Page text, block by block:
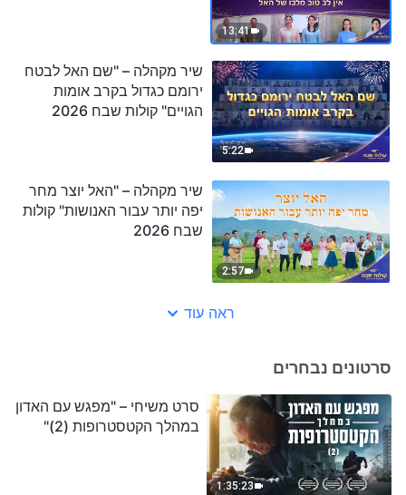
13:41
5:22
שיר מקהלה – "שם האל לבטח
ירומם כגדול בקרב אומות
הגויים" קולות שבח 2026
2:57
שיר מקהלה – "האל יוצר מחר
יפה יותר עבור האנושות" קולות
שבח 2026
ראה עוד
סרטונים נבחרים
1:35:23
סרט משיחי – "מפגש עם האדון
במהלך הקטסטרופות (2)"